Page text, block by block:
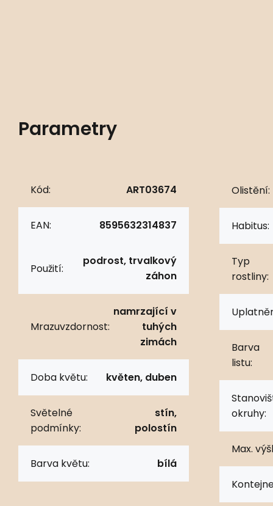
Parametry
Kód: ART03674
EAN: 8595632314837
Použití:
podrost, trvalkový
záhon
Mrazuvzdornost:
namrzající v
tuhých
zimách
Doba květu: květen, duben
Světelné
podmínky:
stín,
polostín
Barva květu: bílá
Olistění:
Habitus:
Typ
rostliny:
Barva
listu:
okruhy:
Max.